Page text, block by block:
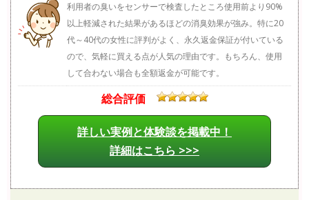
利用者の臭いをセンサーで検査したところ使用前より90%
以上軽減された結果があるほどの消臭効果が強み。特に20
代～40代の女性に評判がよく、永久返金保証が付いている
ので、気軽に買える点が人気の理由です。もちろん、使用
して合わない場合も全額返金が可能です。
総合評価
詳しい実例と体験談を掲載中！
詳細はこちら >>>